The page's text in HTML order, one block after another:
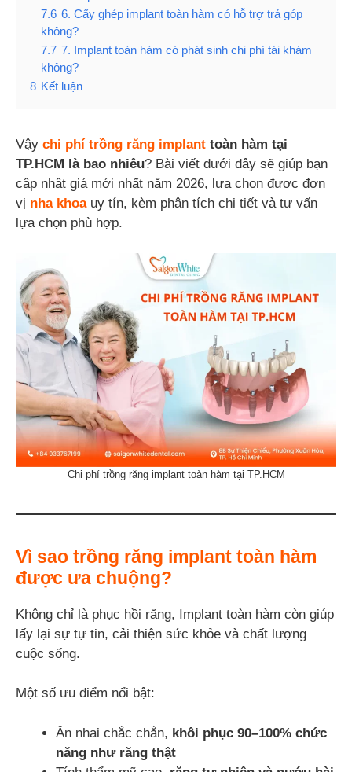
7.6 6. Cấy ghép implant toàn hàm có hỗ trợ trả góp
không?
7.7 7. Implant toàn hàm có phát sinh chi phí tái khám
không?
8 Kết luận
Vậy chi phí trồng răng implant toàn hàm tại
TP.HCM là bao nhiêu? Bài viết dưới đây sẽ giúp bạn
cập nhật giá mới nhất năm 2026, lựa chọn được đơn
vị nha khoauy tín, kèm phân tích chi tiết và tư vấn
lựa chọn phù hợp.
Chi phí trồng răng implant toàn hàm tại TP.HCM
Vì sao trồng răng implant toàn hàm
được ưa chuộng?
Không chỉ là phục hồi răng, Implant toàn hàm còn giúp
lấy lại sự tự tin, cải thiện sức khỏe và chất lượng
cuộc sống.
Một số ưu điểm nổi bật:
Ăn nhai chắc chắn, khôi phục 90–100% chức
năng như răng thật